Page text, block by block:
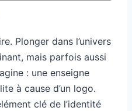
Plonger dans l’univers
mais parfois aussi
: une enseigne
à cause d’un logo.
clé de l’identité